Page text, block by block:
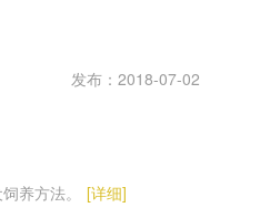
发布：2018-07-02
养方法。 [详细]